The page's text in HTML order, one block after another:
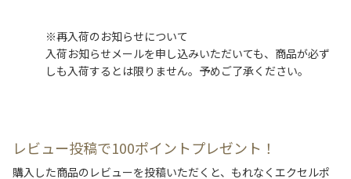
※再入荷のお知らせについて
入荷お知らせメールを申し込みいただいても、商品が必ず
しも入荷するとは限りません。予めご了承ください。
レビュー投稿で100ポイントプレゼント！
購入した商品のレビューを投稿いただくと、もれなくエクセルポ